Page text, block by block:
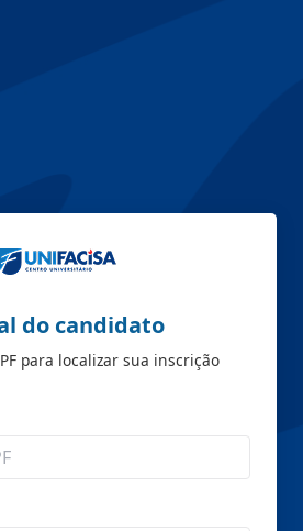
do candidato
para localizar sua inscrição